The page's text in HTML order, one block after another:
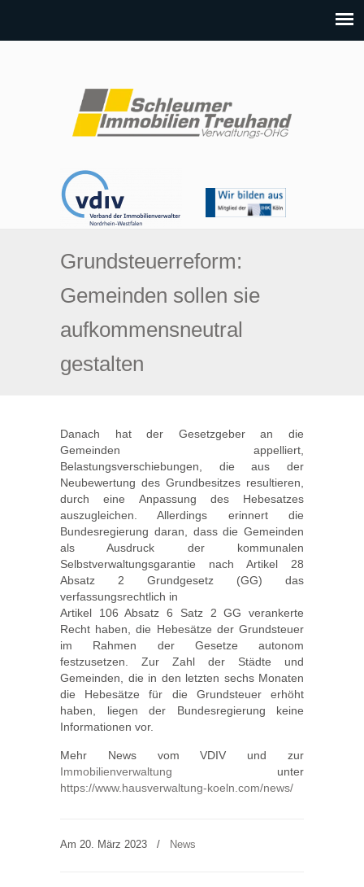
Grundsteuerreform:
Gemeinden sollen sie
aufkommensneutral
gestalten
Danach hat der Gesetzgeber an die
Gemeinden appelliert,
Belastungsverschiebungen, die aus der
Neubewertung des Grundbesitzes resultieren,
durch eine Anpassung des Hebesatzes
auszugleichen. Allerdings erinnert die
Bundesregierung daran, dass die Gemeinden
als Ausdruck der kommunalen
Selbstverwaltungsgarantie nach Artikel 28
Absatz 2 Grundgesetz (GG) das
verfassungsrechtlich in
Artikel 106 Absatz 6 Satz 2 GG verankerte
Recht haben, die Hebesätze der Grundsteuer
im Rahmen der Gesetze autonom
festzusetzen. Zur Zahl der Städte und
Gemeinden, die in den letzten sechs Monaten
die Hebesätze für die Grundsteuer erhöht
haben, liegen der Bundesregierung keine
Informationen vor.
Mehr News vom VDIV und zur
Immobilienverwaltung unter
https://www.hausverwaltung-koeln.com/news/
Am 20. März 2023 / News